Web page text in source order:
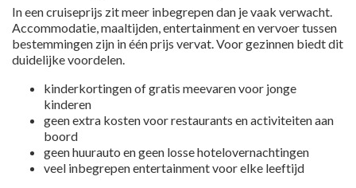
In een cruiseprijs zit meer inbegrepen dan je vaak verwacht.
Accommodatie, maaltijden, entertainment en vervoer tussen
bestemmingen zijn in één prijs vervat. Voor gezinnen biedt dit
duidelijke voordelen.
kinderkortingen of gratis meevaren voor jonge
kinderen
geen extra kosten voor restaurants en activiteiten aan
boord
geen huurauto en geen losse hotelovernachtingen
veel inbegrepen entertainment voor elke leeftijd